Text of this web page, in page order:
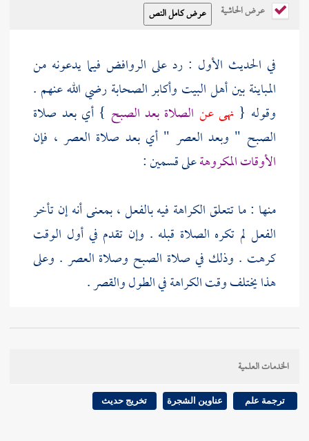
عرض الحاشية
في الحديث الأول : رد على الروافض فيما يدعونه من
المباينة بين أهل البيت وأكابر الصحابة رضي الله عنهم .
وقوله { نهى عن الصلاة بعد الصبح } أي بعد صلاة
الصبح " وبعد العصر " أي بعد صلاة العصر ، فإن
الأوقات المكروهةعلى قسمين :
منها : ما تتعلق الكراهة فيه بالفعل ، بمعنى أنه إن تأخر
الفعل لم تكره الصلاة قبله . وإن تقدم في أول الوقت
كرهت . وذلك في صلاة الصبح وصلاة العصر . وعلى
هذا يختلف وقت الكراهة في الطول والقصر .
ومنها : ما تتعلق فيه الكراهة بالوقت ، كطلوع الشمس
إلى الارتفاع ، ووقت الاستواء . ولا يحسن أن يكون
الحكم في هذا الحديث معلقا بالوقت ; لأنه لا بد من أداء
صلاة الصبح وصلاة العصر . فتعين أن يكون المراد : بعد
الخدمات العلمية
ترجمة علم عناوين الشجرة تخريج حديث